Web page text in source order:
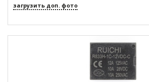
загрузить доп. фото